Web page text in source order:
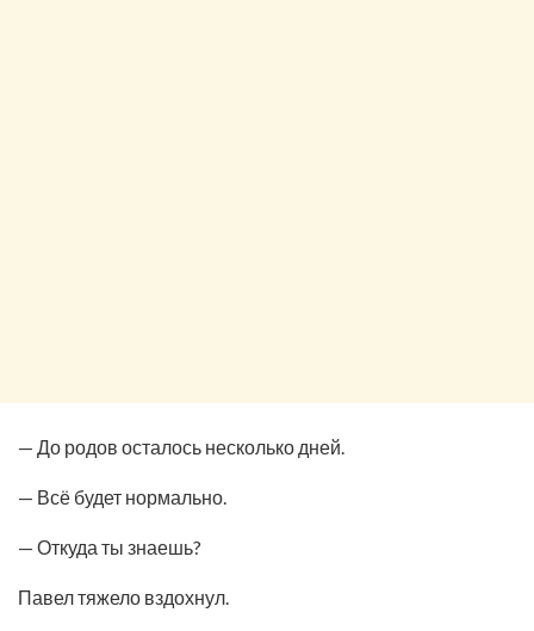
— До родов осталось несколько дней.
— Всё будет нормально.
— Откуда ты знаешь?
Павел тяжело вздохнул.